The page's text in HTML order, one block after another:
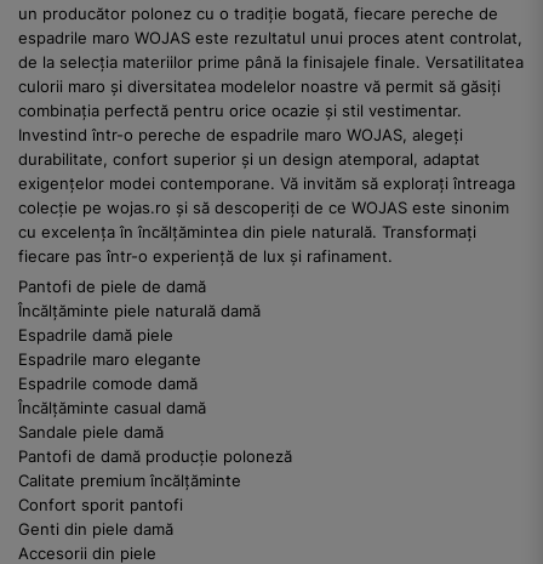
un producător polonez cu o tradiție bogată, fiecare pereche de
espadrile maro WOJAS este rezultatul unui proces atent controlat,
de la selecția materiilor prime până la finisajele finale. Versatilitatea
culorii maro și diversitatea modelelor noastre vă permit să găsiți
combinația perfectă pentru orice ocazie și stil vestimentar.
Investind într-o pereche de espadrile maro WOJAS, alegeți
durabilitate, confort superior și un design atemporal, adaptat
exigențelor modei contemporane. Vă invităm să explorați întreaga
colecție pe wojas.ro și să descoperiți de ce WOJAS este sinonim
cu excelența în încălțămintea din piele naturală. Transformați
fiecare pas într-o experiență de lux și rafinament.
Pantofi de piele de damă
Încălțăminte piele naturală damă
Espadrile damă piele
Espadrile maro elegante
Espadrile comode damă
Încălțăminte casual damă
Sandale piele damă
Pantofi de damă producție poloneză
Calitate premium încălțăminte
Confort sporit pantofi
Genti din piele damă
Accesorii din piele